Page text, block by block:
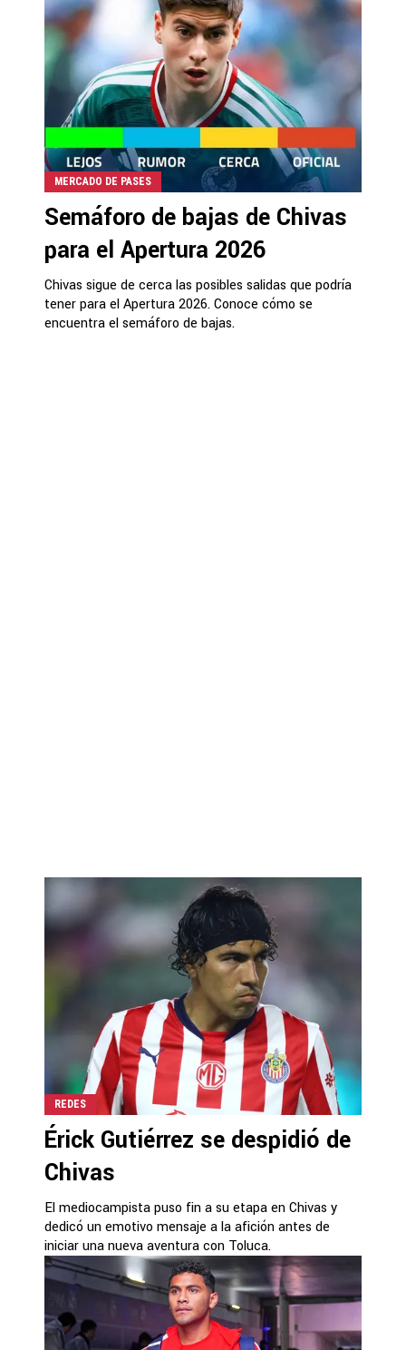
MERCADO DE PASES
Semáforo de bajas de Chivas
para el Apertura 2026
Chivas sigue de cerca las posibles salidas que podría
tener para el Apertura 2026. Conoce cómo se
encuentra el semáforo de bajas.
REDES
Érick Gutiérrez se despidió de
Chivas
El mediocampista puso fin a su etapa en Chivas y
dedicó un emotivo mensaje a la afición antes de
iniciar una nueva aventura con Toluca.